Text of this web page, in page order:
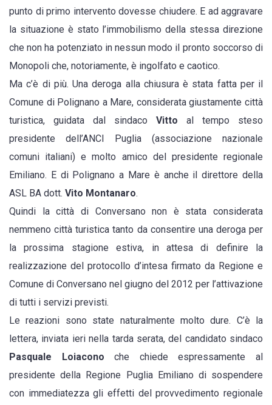
punto di primo intervento dovesse chiudere. E ad aggravare
la situazione è stato l’immobilismo della stessa direzione
che non ha potenziato in nessun modo il pronto soccorso di
Monopoli che, notoriamente, è ingolfato e caotico.
Ma c’è di più. Una deroga alla chiusura è stata fatta per il
Comune di Polignano a Mare, considerata giustamente città
turistica, guidata dal sindaco Vitto al tempo steso
presidente dell’ANCI Puglia (associazione nazionale
comuni italiani) e molto amico del presidente regionale
Emiliano. E di Polignano a Mare è anche il direttore della
ASL BA dott. Vito Montanaro.
Quindi la città di Conversano non è stata considerata
nemmeno città turistica tanto da consentire una deroga per
la prossima stagione estiva, in attesa di definire la
realizzazione del protocollo d’intesa firmato da Regione e
Comune di Conversano nel giugno del 2012 per l’attivazione
di tutti i servizi previsti.
Le reazioni sono state naturalmente molto dure. C’è la
lettera, inviata ieri nella tarda serata, del candidato sindaco
Pasquale Loiacono che chiede espressamente al
presidente della Regione Puglia Emiliano di sospendere
con immediatezza gli effetti del provvedimento regionale